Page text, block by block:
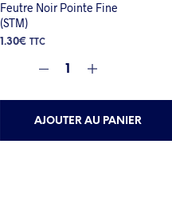
Feutre Noir Pointe Fine
(STM)
1.30€ TTC
AJOUTER AU PANIER